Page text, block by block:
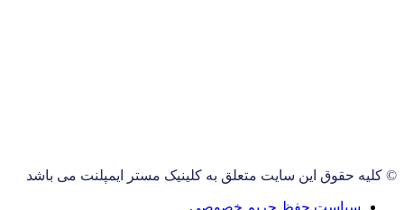
© کلیه حقوق این سایت متعلق به کلینیک مستر ایمپلنت می باشد
سیاست حفظ حریم خصوصی